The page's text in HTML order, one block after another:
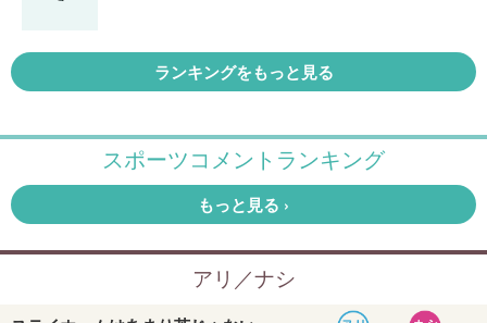
ランキングをもっと見る